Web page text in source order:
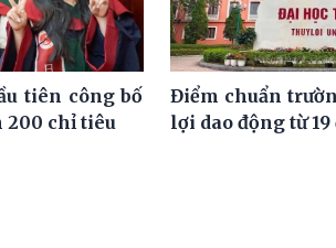
tiên công bố
200 chỉ tiêu
Điểm chuẩn
lợi dao động từ 19